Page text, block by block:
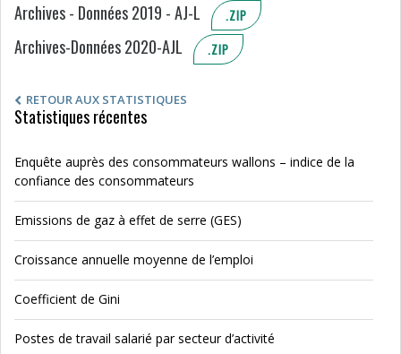
Archives - Données 2019 - AJ-L .ZIP
Archives-Données 2020-AJL .ZIP
RETOUR AUX STATISTIQUES
Statistiques récentes
Enquête auprès des consommateurs wallons – indice de la
confiance des consommateurs
Emissions de gaz à effet de serre (GES)
Croissance annuelle moyenne de l’emploi
Coefficient de Gini
Postes de travail salarié par secteur d’activité